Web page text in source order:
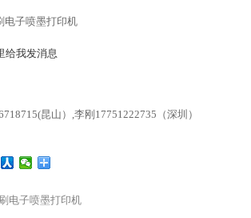
电子喷墨打印机
昆山）,李刚17751222735（深圳）
电子喷墨打印机